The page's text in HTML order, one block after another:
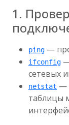
1.
ping —
ifconfig
сетевых
netstat —
таблицы